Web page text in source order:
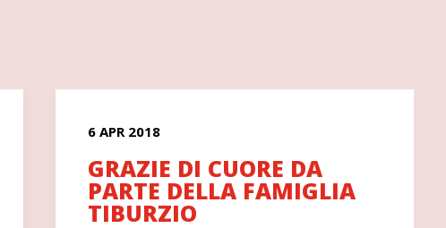
6 APR 2018
GRAZIE DI CUORE DA
PARTE DELLA FAMIGLIA
TIBURZIO